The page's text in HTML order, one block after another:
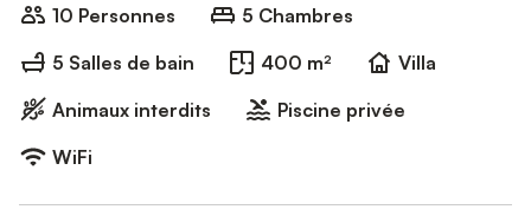
10 Personnes
5 Chambres
5 Salles de bain
400 m²
Villa
Animaux interdits
Piscine privée
WiFi